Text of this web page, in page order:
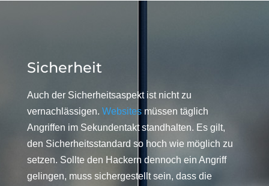
Sicherheit
Auch der Sicherheitsaspekt ist nicht zu
vernachlässigen. Websitesmüssen täglich
Angriffen im Sekundentakt standhalten. Es gilt,
den Sicherheitsstandard so hoch wie möglich zu
setzen. Sollte den Hackern dennoch ein Angriff
gelingen, muss sichergestellt sein, dass die